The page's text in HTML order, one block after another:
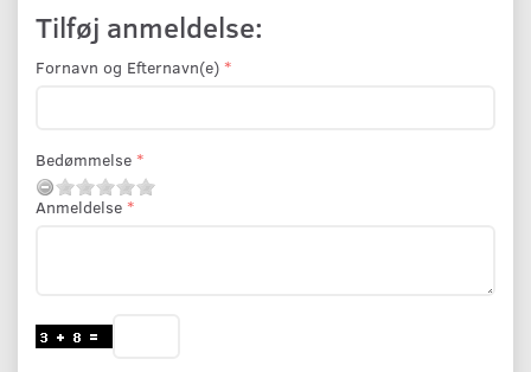
Tilføj anmeldelse:
Fornavn og Efternavn(e)
Bedømmelse
Anmeldelse